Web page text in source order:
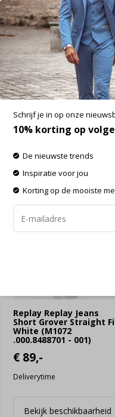
SUMMER SALE: 25% t/m
Nieuwe Collectie
-60% op
Filters
Replay Replay Jeans
Short Grover Straight
White (M1072
.000.8488701 - 001)
€ 89,-
Deliverytime
Bekijk beschikbaarheid
Schrijf je in op onze
10% korting op
De nieuwste trends
Inspiratie voor jou
Korting op de mooiste